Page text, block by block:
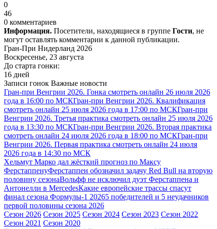
0
46
0 комментариев
Информация. Посетители, находящиеся в группе Гости, не
могут оставлять комментарии к данной публикации.
Гран-При Нидерланд 2026
Воскресенье, 23 августа
До старта гонки:
16 дней
Записи гонок Важные новости
Гран-при Венгрии 2026. Гонка смотреть онлайн 26 июля 2026
года в 16:00 по МСКГран-при Венгрии 2026. Квалификация
смотреть онлайн 25 июля 2026 года в 17:00 по МСКГран-при
Венгрии 2026. Третья практика смотреть онлайн 25 июля 2026
года в 13:30 по МСКГран-при Венгрии 2026. Вторая практика
смотреть онлайн 24 июля 2026 года в 18:00 по МСКГран-при
Венгрии 2026. Первая практика смотреть онлайн 24 июля
2026 года в 14:30 по МСК
Хельмут Марко дал жёсткий прогноз по Максу
ФерстаппенуФерстаппен обозначил задачу Red Bull на вторую
половину сезонаВольфф не исключил дуэт Ферстаппена и
Антонелли в MercedesКакие европейские трассы спасут
финал сезона Формулы-1 20265 победителей и 5 неудачников
первой половины сезона 2026
Сезон 2026 Сезон 2025 Сезон 2024 Сезон 2023 Сезон 2022
Сезон 2021 Сезон 2020